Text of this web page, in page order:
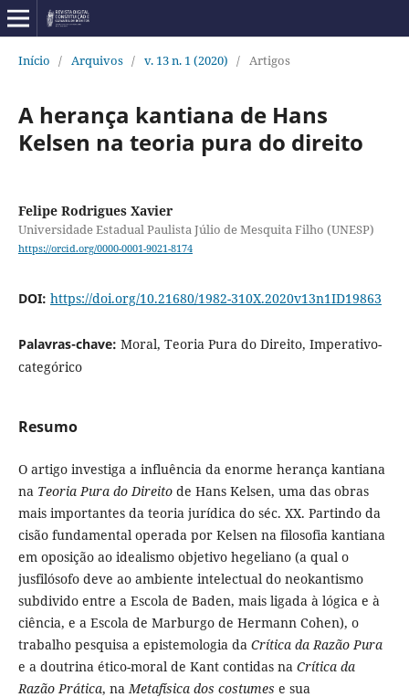
Início / Arquivos / v. 13 n. 1 (2020) / Artigos
A herança kantiana de Hans
Kelsen na teoria pura do direito
Felipe Rodrigues Xavier
Universidade Estadual Paulista Júlio de Mesquita Filho (UNESP)
https://orcid.org/0000-0001-9021-8174
DOI: https://doi.org/10.21680/1982-310X.2020v13n1ID19863
Palavras-chave: Moral, Teoria Pura do Direito, Imperativo-
categórico
Resumo
O artigo investiga a influência da enorme herança kantiana
na Teoria Pura do Direitode Hans Kelsen, uma das obras
mais importantes da teoria jurídica do séc. XX. Partindo da
cisão fundamental operada por Kelsen na filosofia kantiana
em oposição ao idealismo objetivo hegeliano (a qual o
jusfilósofo deve ao ambiente intelectual do neokantismo
subdivido entre a Escola de Baden, mais ligada à lógica e à
ciência, e a Escola de Marburgo de Hermann Cohen), o
trabalho pesquisa a epistemologia da Crítica da Razão Pura
e a doutrina ético-moral de Kant contidas na Crítica da
Razão Prática, naMetafísica dos costumes e sua